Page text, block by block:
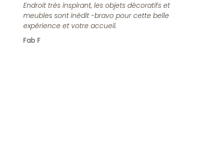
Endroit très inspirant, les objets décoratifs et
meubles sont inédit -bravo pour cette belle
expérience et votre accueil.
Fab F